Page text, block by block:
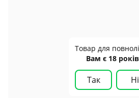
Товар для
Вам є 18
Так Ні